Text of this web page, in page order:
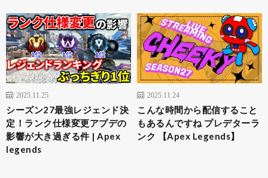
2025.11.25
シーズン27最強レジェンド決
定！ランク仕様変更アプデの
影響が大き過ぎる件 | Apex
legends
2025.11.24
こんな時間から配信すること
もあるんですね プレデターラ
ンク 【Apex Legends】